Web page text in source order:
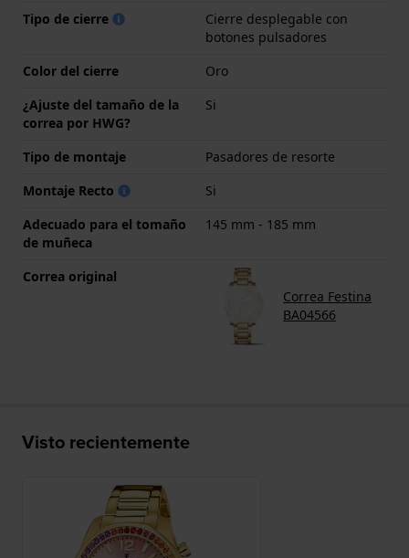
Tipo de cierre
Cierre desplegable con
botones pulsadores
Color del cierre
Oro
¿Ajuste del tamaño de la
correa por HWG?
Si
Tipo de montaje
Pasadores de resorte
Montaje Recto
Si
Adecuado para el tomaño
de muñeca
145 mm - 185 mm
Correa original
Correa Festina
BA04566
Visto recientemente